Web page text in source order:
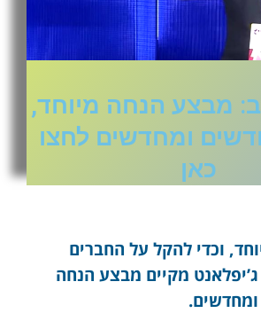
מבצע הנחה מיוחד,
ומחדשים לחצו
כאן
וכדי להקל על החברים
מקיים מבצע הנחה
ומחדשים.